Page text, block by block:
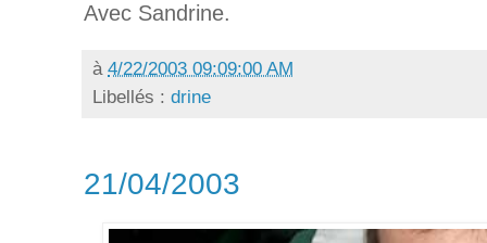
Avec Sandrine.
à 4/22/2003 09:09:00 AM
Libellés : drine
21/04/2003